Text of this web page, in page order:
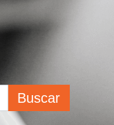
Buscar